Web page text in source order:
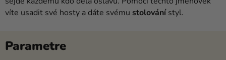
víte usadit své hosty a dáte svému stolování styl.